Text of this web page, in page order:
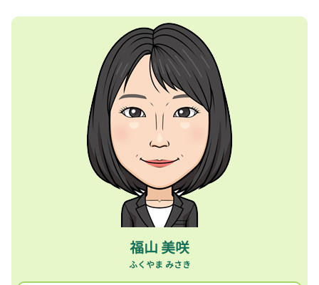
確定申告書 税理士
税理士 セカンド オピニオン
日本政策金融公庫 創業融資
資金繰り キャッシュフロー
クラウド会計 対応
税務署 税理士 相談
事業計画 収支計画
事業承継 個人事業主
税理士 会社設立
法人 相続税 対策
個人事業主 節税
法人化 タイミング
確定申告 還付金
仮想通貨 確定申告
個人事業主 給与所得 経費
小規模宅地 相続税
経理担当者会計指導 税理士 相談 八王子市
キャッシュフロー 税理士 相談 八王子市
贈与税申告 税理士 相談 日野市
消費税確定申告 税理士 相談 日野市
経理担当者会計指導 税理士 相談 昭島市
贈与税申告 税理士 相談 昭島市
事業計画策定 税理士 相談 町田市
キャッシュフロー 税理士 相談 国立市
事業承継コンサルティング 税理士 相談 国立市
会社設立支援 税理士 相談 国立市
税務顧問 税理士 相談 八王子市
事業承継コンサルティング 税理士 相談 八王子市
会社設立支援 税理士 相談 日野市
セカンドオピニオン 税理士 相談 日野市
相続税対策 税理士 相談 八王子市
福山 美咲